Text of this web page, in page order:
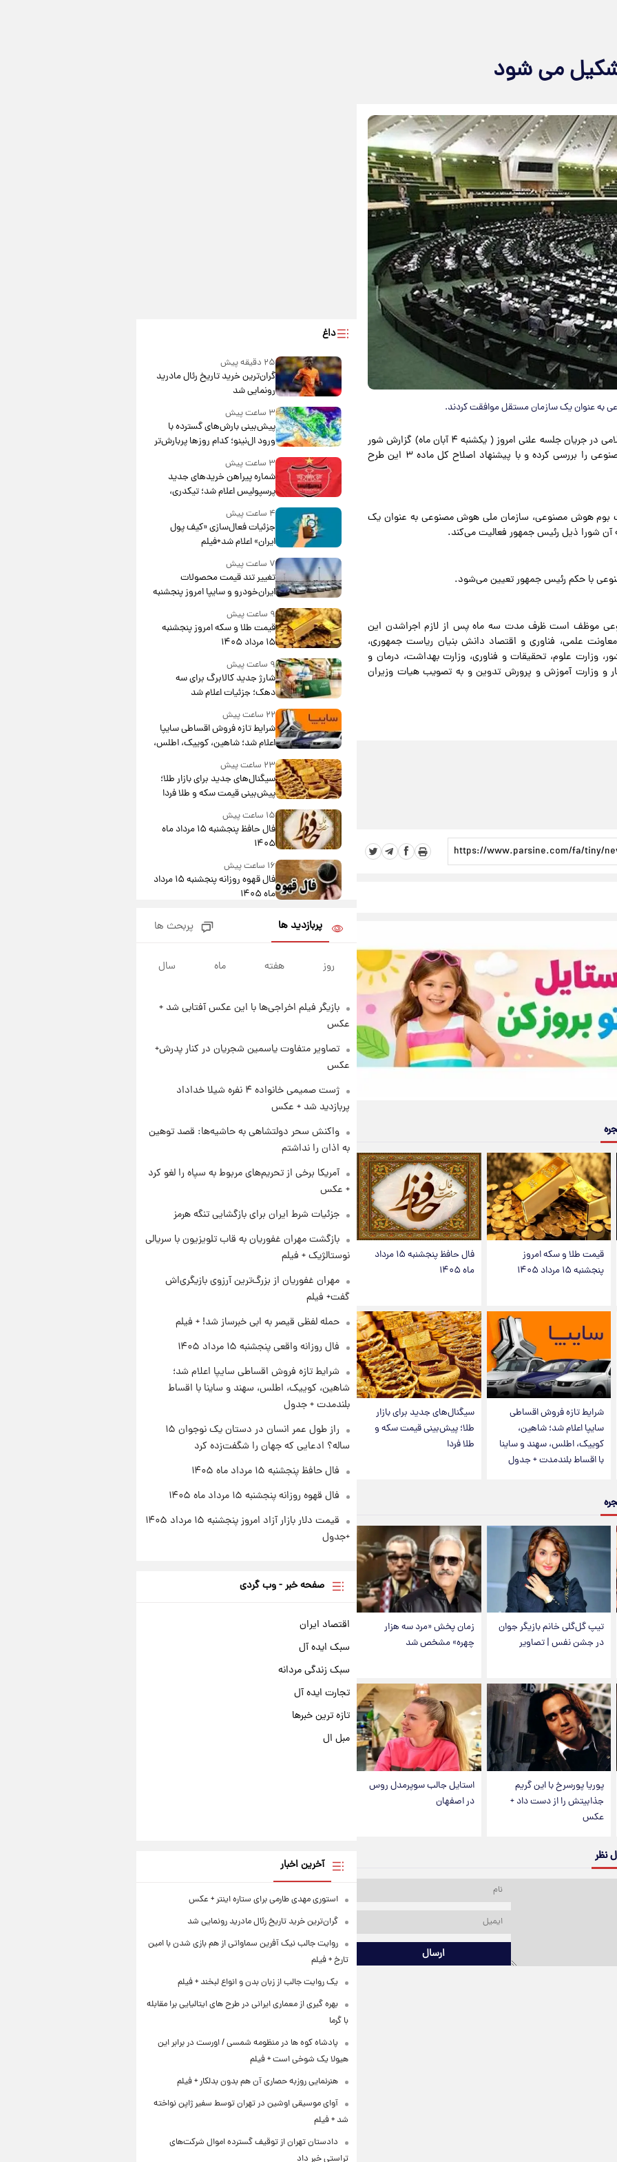
می شود
به عنوان یک سازمان مستقل موافقت کردند.
به گزارش پارسینه به نقل از ایسنا، نمایندگان مجلس شورای اسلامی در جریان جلسه علنی امروز ( یکشنبه ۴ آبان ماه) گزارش شور
دوم کمیسیون صنایع و معادن در خصوص طرح ملی هوش مصنوعی را بررسی کرده و با پیشنهاد اصلاح کل ماده ۳ این طرح
زیست بوم هوش مصنوعی، سازمان ملی هوش مصنوعی به عنوان یک
آن شورا ذیل رئیس جمهور فعالیت می‌کند.
مصنوعی موظف است ظرف مدت سه ماه پس از لازم اجراشدن این
علمی، فناوری و اقتصاد دانش بنیان ریاست جمهوری،
وزارت علوم، تحقیقات و فناوری، وزارت بهداشت، درمان و
و وزارت آموزش و پرورش تدوین و به تصویب هیات وزیران
قیمت طلا و سکه امروز
پنجشنبه ۱۵ مرداد ۱۴۰۵
فال حافظ پنجشنبه ۱۵ مرداد
ماه ۱۴۰۵
شرایط تازه فروش اقساطی
سایپا اعلام شد؛ شاهین،
کوییک، اطلس، سهند و ساینا
با اقساط بلندمدت + جدول
سیگنال‌های جدید برای بازار
طلا؛ پیش‌بینی قیمت سکه و
طلا فردا
تیپ گل‌گلی خانم بازیگر جوان
در جشن نفس | تصاویر
زمان پخش «مرد سه هزار
چهره» مشخص شد
پوریا پورسرخ با این گریم
جذابیتش را از دست داد +
عکس
استایل جالب سوپرمدل روس
در اصفهان
نظر
ارسال
داغ
۲۵ دقیقه پیش
گران‌ترین خرید تاریخ رئال مادرید
رونمایی شد
۳ ساعت پیش
پیش‌بینی بارش‌های گسترده با
ورود ال‌نینو؛ کدام روزها پربارش‌تر
۳ ساعت پیش
شماره پیراهن خریدهای جدید
پرسپولیس اعلام شد؛ تیکدری،
محبی و سرگیف با اعداد ویژه
۴ ساعت پیش
جزئیات فعال‌سازی «کیف پول
ایران» اعلام شد+فیلم
۷ ساعت پیش
تغییر تند قیمت محصولات
ایران‌خودرو و سایپا امروز پنجشنبه
۹ ساعت پیش
قیمت طلا و سکه امروز پنجشنبه
۱۵ مرداد ۱۴۰۵
۹ ساعت پیش
شارژ جدید کالابرگ برای سه
دهک؛ جزئیات اعلام شد
۲۲ ساعت پیش
شرایط تازه فروش اقساطی سایپا
اعلام شد؛ شاهین، کوییک، اطلس،
جدول۲۳ ساعت پیش
سیگنال‌های جدید برای بازار طلا؛
پیش‌بینی قیمت سکه و طلا فردا
۱۵ ساعت پیش
فال حافظ پنجشنبه ۱۵ مرداد ماه
۱۴۰۵
۱۶ ساعت پیش
فال قهوه روزانه پنجشنبه ۱۵ مرداد
ماه ۱۴۰۵
فال روزانه واقعی پنجشنبه ۱۵
مرداد ۱۴۰۵
۱ روز پیش
تولید سایپا؛ نام خودرو، مبلغ پیش
پرداخت و زمان تحویل | سود
مشخص شد
پربازدید ها پربحث ها
روز هفته ماه سال
بازیگر فیلم اخراجی‌ها با این عکس آفتابی شد +
عکس
تصاویر متفاوت یاسمین شجریان در کنار پدرش+
عکس
ژست صمیمی خانواده ۴ نفره شیلا خداداد
پربازدید شد + عکس
واکنش سحر دولتشاهی به حاشیه‌ها: قصد توهین
به اذان را نداشتم
آمریکا برخی از تحریم‌های مربوط به سپاه را لغو کرد
+ عکس
جزئیات شرط ایران برای بازگشایی تنگه هرمز
بازگشت مهران غفوریان به قاب تلویزیون با سریالی
نوستالژیک + فیلم
مهران غفوریان از بزرگ‌ترین آرزوی بازیگری‌اش
گفت+ فیلم
حمله لفظی قیصر به ابی خبرساز شد! + فیلم
فال روزانه واقعی پنجشنبه ۱۵ مرداد ۱۴۰۵
شرایط تازه فروش اقساطی سایپا اعلام شد؛
شاهین، کوییک، اطلس، سهند و ساینا با اقساط
بلندمدت + جدول
راز طول عمر انسان در دستان یک نوجوان ۱۵
ساله؟ ادعایی که جهان را شگفت‌زده کرد
فال حافظ پنجشنبه ۱۵ مرداد ماه ۱۴۰۵
فال قهوه روزانه پنجشنبه ۱۵ مرداد ماه ۱۴۰۵
قیمت دلار بازار آزاد امروز پنجشنبه ۱۵ مرداد ۱۴۰۵
+جدول
صفحه خبر - وب گردی
اقتصاد ایران
سبک ایده آل
سبک زندگی مردانه
تجارت ایده آل
تازه ترین خبرها
مبل ال
آخرین اخبار
استوری مهدی طارمی برای ستاره اینتر + عکس
گران‌ترین خرید تاریخ رئال مادرید رونمایی شد
روایت جالب نیک آفرین سماواتی از هم بازی شدن با امین
تارخ + فیلم
یک روایت جالب از زبان بدن و انواع لبخند + فیلم
بهره گیری از معماری ایرانی در طرح های ایتالیایی برا مقابله
با گرما
پادشاه کوه ها در منظومه شمسی / اورست در برابر این
هیولا یک شوخی است + فیلم
هنرنمایی روزبه حصاری آن هم بدون بدلکار + فیلم
آوای موسیقی اوشین در تهران توسط سفیر ژاپن نواخته
شد + فیلم
دادستان تهران از توقیف گسترده اموال شرکت‌های
تراستی خبر داد